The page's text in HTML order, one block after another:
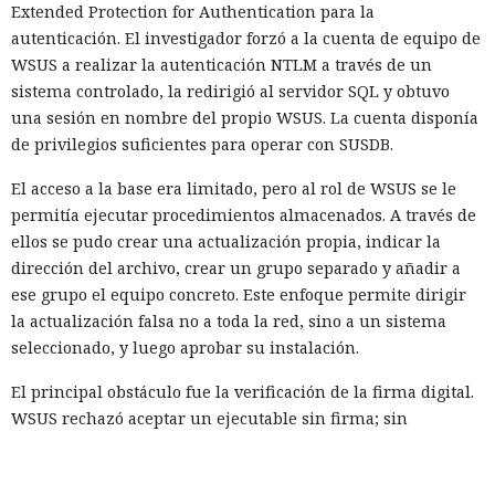
Extended Protection for Authentication para la
autenticación. El investigador forzó a la cuenta de equipo de
WSUS a realizar la autenticación NTLM a través de un
sistema controlado, la redirigió al servidor SQL y obtuvo
una sesión en nombre del propio WSUS. La cuenta disponía
de privilegios suficientes para operar con SUSDB.
El acceso a la base era limitado, pero al rol de WSUS se le
permitía ejecutar procedimientos almacenados. A través de
ellos se pudo crear una actualización propia, indicar la
dirección del archivo, crear un grupo separado y añadir a
ese grupo el equipo concreto. Este enfoque permite dirigir
la actualización falsa no a toda la red, sino a un sistema
seleccionado, y luego aprobar su instalación.
El principal obstáculo fue la verificación de la firma digital.
WSUS rechazó aceptar un ejecutable sin firma; sin